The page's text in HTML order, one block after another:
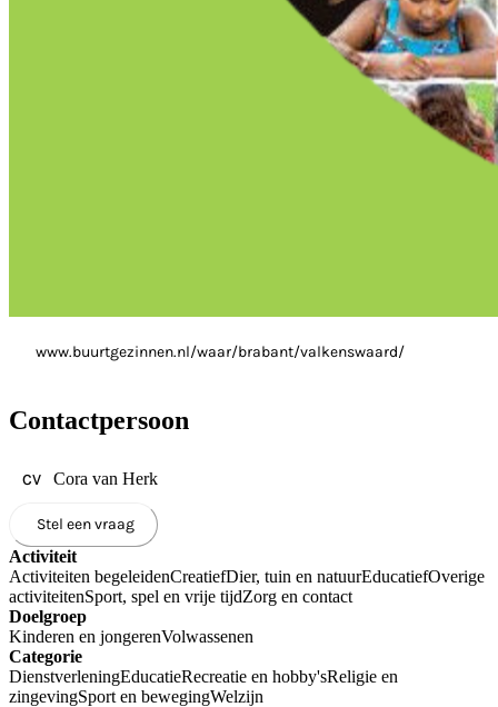
www.buurtgezinnen.nl/waar/brabant/valkenswaard/
Contactpersoon
CV Cora van Herk
Stel een vraag
Activiteit
Activiteiten begeleidenCreatiefDier, tuin en natuurEducatiefOverige
activiteitenSport, spel en vrije tijdZorg en contact
Doelgroep
Kinderen en jongerenVolwassenen
Categorie
DienstverleningEducatieRecreatie en hobby'sReligie en
zingevingSport en bewegingWelzijn